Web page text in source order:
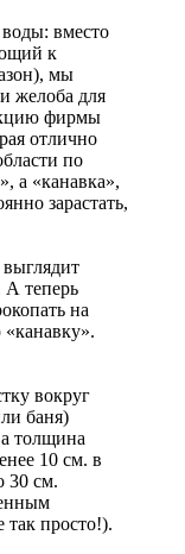
вместо
к
мы
желоба для
фирмы
отлично
по
а «канавка»,
зарастать,
А теперь
на
вокруг
баня)
толщина
10 см. в
30 см.
просто!).